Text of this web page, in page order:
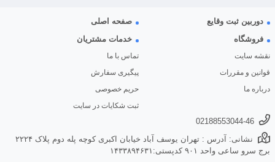
دوربین ثبت وقایع
صفحه اصلی
فروشگاه
نقشه سایت
قوانین و مقررات
درباره ما
خدمات مشتریان
تماس با ما
پیگیری سفارش
حریم خصوصی
ثبت شکایات در سایت
02188553044-46
نشانی: آدرس : تهران یوسف آباد خیابان اکبری کوچه پله دوم پلاک ۲۲۲۴
برج سرو ساعی واحد ۹۰۱ کدپستی:۱۴۳۳۸۹۴۶۳۱